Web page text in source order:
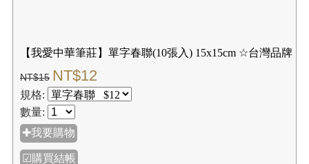
每格6x8cm ☆篆體適用
NT$150 NT$120
規格:
數量:
✚我要購物